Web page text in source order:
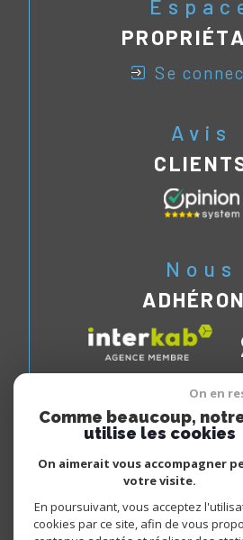
se
Avis
Nous
© 2026 | TOUS DROITS RÉSERVÉS |
NOS HONORAIRES
PLAN DU SITE
NOS LIENS
POLITIQUE RGPD
On en
Comme beaucoup,
utilise les cookies
On aimerait vous accompagner
votre visite.
En poursuivant, vous acceptez
cookies par ce site, afin de vous